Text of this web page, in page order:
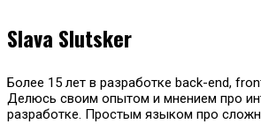
Slava Slutsker
Более 15 лет в разработке back-end,
Делюсь своим опытом и мнением про
разработке. Простым языком про